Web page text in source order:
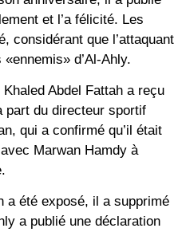
et l’a félicité. Les
considérant que l’attaquant
d’Al-Ahly.
Abdel Fattah a reçu
part du directeur sportif
qui a confirmé qu’il était
Marwan Hamdy à
a été exposé, il a supprimé
a publié une déclaration